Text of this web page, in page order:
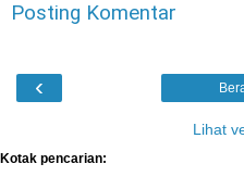
Posting Komentar
‹
Lihat
Kotak pencarian: